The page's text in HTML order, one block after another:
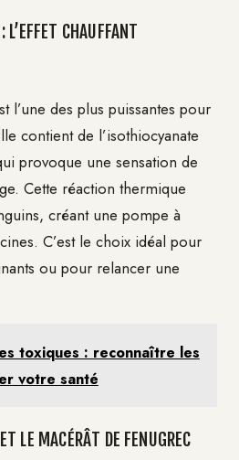
L’EFFET CHAUFFANT
l’une des plus puissantes pour
contient de l’isothiocyanate
provoque une sensation de
Cette réaction thermique
créant une pompe à
C’est le choix idéal pour
ou pour relancer une
toxiques : reconnaître les
votre santé
LE MACÉRÂT DE FENUGREC